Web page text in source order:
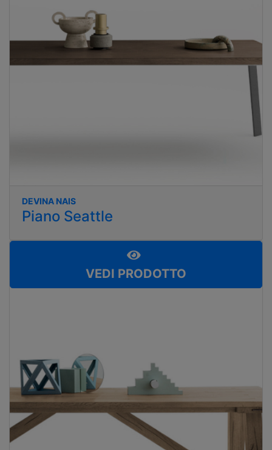
DEVINA NAIS
Piano Seattle
VEDI PRODOTTO